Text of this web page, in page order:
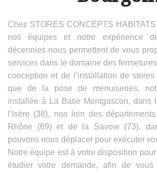
Chez STORES CONCEPTS
nos équipes et notre expérience
décennies nous permettent de vous
services dans le domaine des
conception et de l’installation de
que de la pose de menuiseries,
installée à La Batie Montgascon, dans
l’Isère (38), non loin des
Rhône (69) et de la Savoie (73),
pouvons nous déplacer pour exécuter
Notre équipe est à votre disposition
étudier votre demande, afin de